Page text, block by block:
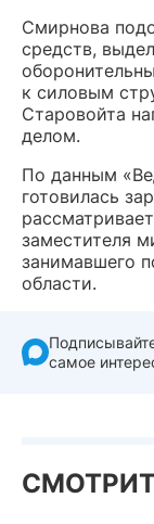
Смирнова
средств,
к силовым
Старовойта
делом.
По данным
готовилась
заместителя
занимавшего
области.
самое